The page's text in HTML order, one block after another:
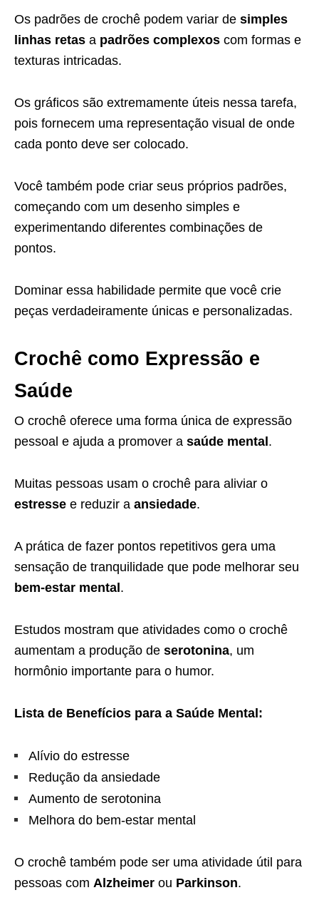
Os padrões de crochê podem variar de simples
linhas retas a padrões complexos com formas e
texturas intricadas.
Os gráficos são extremamente úteis nessa tarefa,
pois fornecem uma representação visual de onde
cada ponto deve ser colocado.
Você também pode criar seus próprios padrões,
começando com um desenho simples e
experimentando diferentes combinações de
pontos.
Dominar essa habilidade permite que você crie
peças verdadeiramente únicas e personalizadas.
Crochê como Expressão e
Saúde
O crochê oferece uma forma única de expressão
pessoal e ajuda a promover a saúde mental.
Muitas pessoas usam o crochê para aliviar o
estresse e reduzir a ansiedade.
A prática de fazer pontos repetitivos gera uma
sensação de tranquilidade que pode melhorar seu
bem-estar mental.
Estudos mostram que atividades como o crochê
aumentam a produção de serotonina, um
hormônio importante para o humor.
Lista de Benefícios para a Saúde Mental:
Alívio do estresse
Redução da ansiedade
Aumento de serotonina
Melhora do bem-estar mental
O crochê também pode ser uma atividade útil para
pessoas com Alzheimer ou Parkinson.